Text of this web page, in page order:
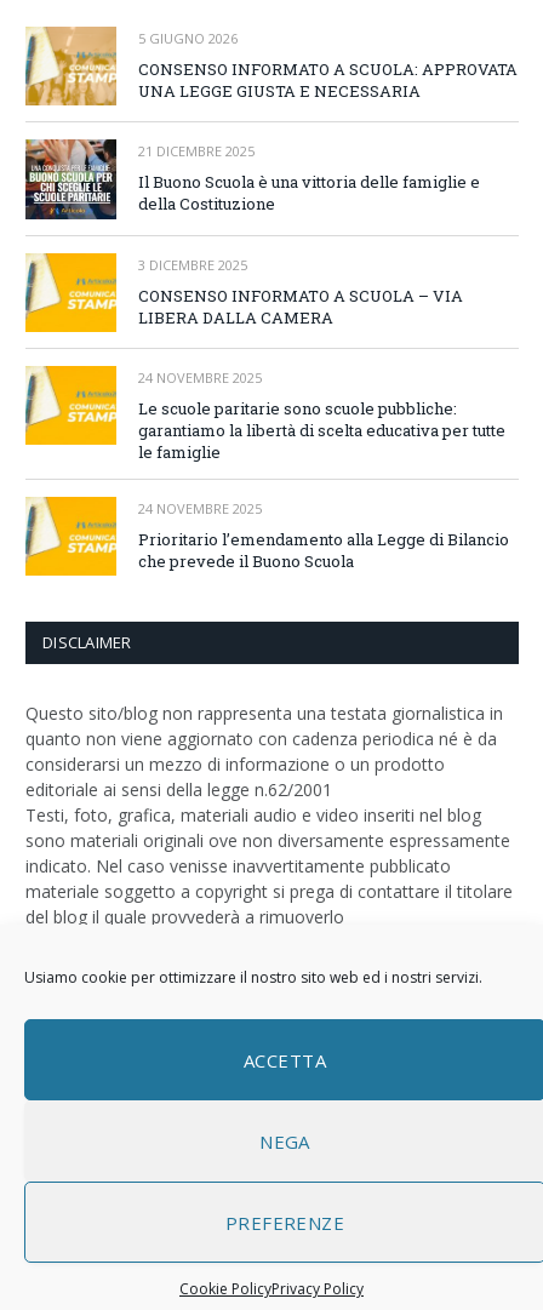
Usiamo cookie per ottimizzare il nostro sito web ed i nostri servizi.
ACCETTA
NEGA
PREFERENZE
Cookie PolicyPrivacy Policy
5 GIUGNO 2026
CONSENSO INFORMATO A SCUOLA: APPROVATA
UNA LEGGE GIUSTA E NECESSARIA
21 DICEMBRE 2025
Il Buono Scuola è una vittoria delle famiglie e
della Costituzione
3 DICEMBRE 2025
CONSENSO INFORMATO A SCUOLA – VIA
LIBERA DALLA CAMERA
24 NOVEMBRE 2025
Le scuole paritarie sono scuole pubbliche:
garantiamo la libertà di scelta educativa per tutte
le famiglie
24 NOVEMBRE 2025
Prioritario l’emendamento alla Legge di Bilancio
che prevede il Buono Scuola
DISCLAIMER
Questo sito/blog non rappresenta una testata giornalistica in
quanto non viene aggiornato con cadenza periodica né è da
considerarsi un mezzo di informazione o un prodotto
editoriale ai sensi della legge n.62/2001
Testi, foto, grafica, materiali audio e video inseriti nel blog
sono materiali originali ove non diversamente espressamente
indicato. Nel caso venisse inavvertitamente pubblicato
materiale soggetto a copyright si prega di contattare il titolare
del blog il quale provvederà a rimuoverlo
Logo bySizegraph
© 2026 ThemeSphere. Designed byThemeSphere